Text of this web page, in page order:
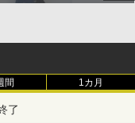
間 1カ月
了